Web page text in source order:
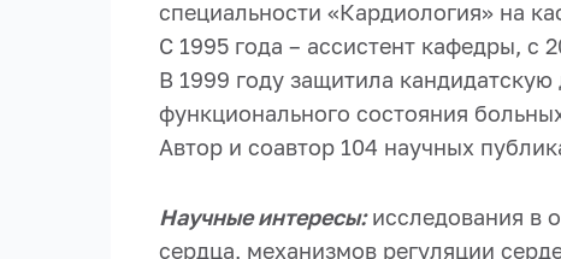
специальности «Кардиология» на
С 1995 года – ассистент кафедры, с
В 1999 году защитила
функционального состояния
Автор и соавтор 104 научных
Научные интересы: исследования в
сердца, механизмов регуляции